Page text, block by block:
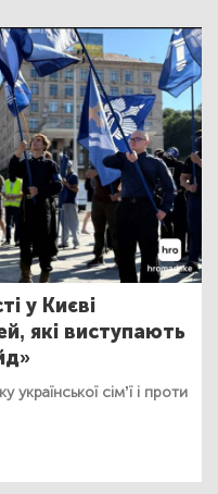
у Києві
які виступають
української сімʼї і проти